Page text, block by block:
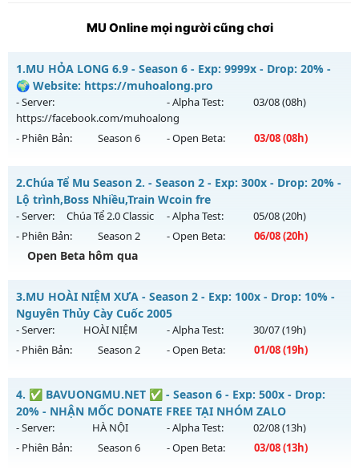
MU Online mọi người cũng chơi
1.MU HỎA LONG 6.9 - Season 6 - Exp: 9999x - Drop: 20% -
🌍 Website: https://muhoalong.pro
- Server:
https://facebook.com/muhoalong
- Alpha Test: 03/08(08h)
- Phiên Bản: Season 6 - Open Beta: 03/08(08h)
MU HỎA LONG 6.9 - 🌍 Website: https://muhoalong.pro
Mu mới ra tháng 08 2026 - Mở máy chủ
https://facebook.com/muhoalongvào 08h ngày
03/08/2626
Exp: 9999x - Drop: 20%
Thể loại: Mu Nguyên bản Webzen
Antihack: XShield
2.Chúa Tể Mu Season 2. - Season 2 - Exp: 300x - Drop: 20% -
Lộ trình,Boss Nhiều,Train Wcoin fre
- Server: Chúa Tể 2.0 Classic - Alpha Test: 05/08(20h)
- Phiên Bản:
Season 2 - Open Beta: 06/08(20h)
Open Beta hôm qua
Chúa Tể Mu Season 2. - Lộ trình,Boss Nhiều,Train Wcoin fre
Mu mới ra tháng 08 2026 - Mở máy chủ
vào 20h ngày 06/08/2626
Exp: 300x - Drop: 20%
Thể loại: Mu Nguyên bản Webzen
Antihack: antihack
3.MU HOÀI NIỆM XƯA - Season 2 - Exp: 100x - Drop: 10% -
Nguyên Thủy Cày Cuốc 2005
- Server: HOÀI NIỆM - Alpha Test: 30/07(19h)
- Phiên Bản:
Season 2 - Open Beta: 01/08(19h)
MU HOÀI NIỆM XƯA - Nguyên Thủy Cày Cuốc 2005
Mu mới ra tháng 08 2026 - Mở máy chủHOÀI NIỆM
ngày 01/08/2626
Exp: 100x - Drop: 10%
4. ✅ BAVUONGMU.NET ✅ - Season 6 - Exp: 500x - Drop:
20% - NHẬN MỐC DONATE FREE TẠI NHÓM ZALO
- Server: HÀ NỘI - Alpha Test: 02/08(13h)
- Phiên Bản:
Season 6 - Open Beta: 03/08(13h)